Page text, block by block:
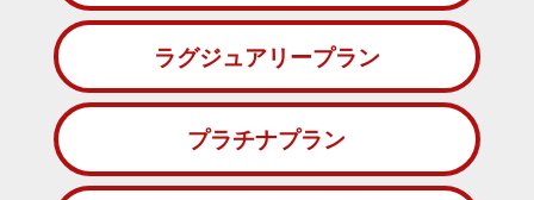
ラグジュアリープラン
プラチナプラン